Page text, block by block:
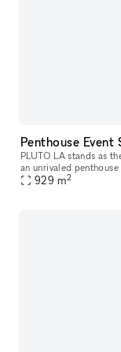
Penthouse Event
PLUTO LA stands as
an unrivaled
features breathtaking
929 m2